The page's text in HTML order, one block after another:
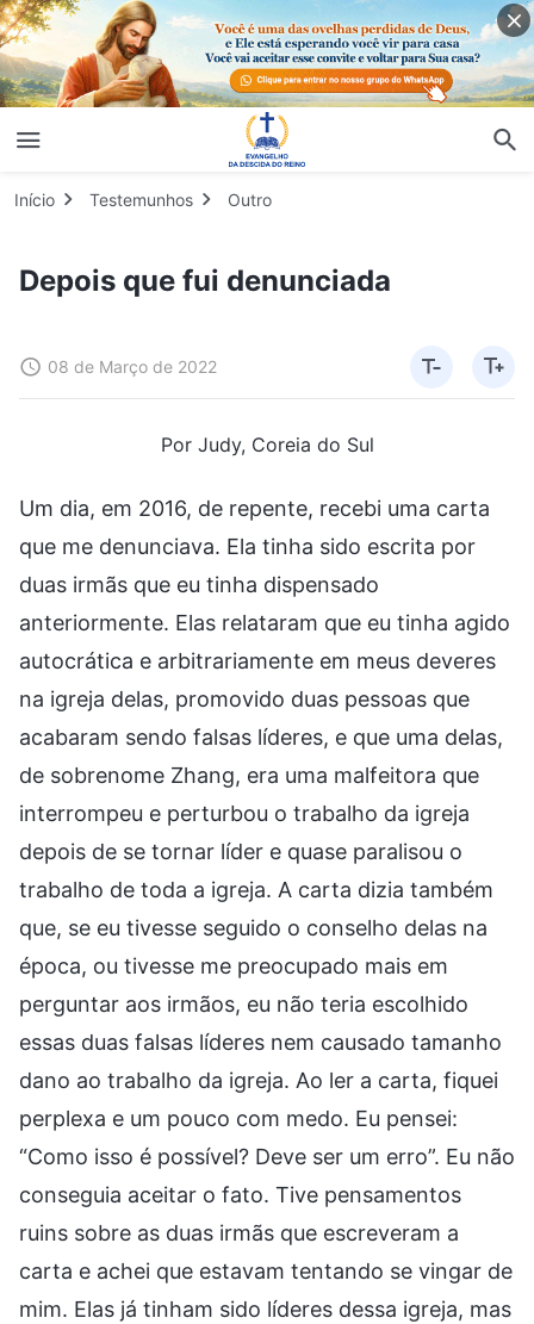
Início Testemunhos Outro
Depois que fui denunciada
08 de Março de 2022
Por Judy, Coreia do Sul
Um dia, em 2016, de repente, recebi uma carta
que me denunciava. Ela tinha sido escrita por
duas irmãs que eu tinha dispensado
anteriormente. Elas relataram que eu tinha agido
autocrática e arbitrariamente em meus deveres
na igreja delas, promovido duas pessoas que
acabaram sendo falsas líderes, e que uma delas,
de sobrenome Zhang, era uma malfeitora que
interrompeu e perturbou o trabalho da igreja
depois de se tornar líder e quase paralisou o
trabalho de toda a igreja. A carta dizia também
que, se eu tivesse seguido o conselho delas na
época, ou tivesse me preocupado mais em
perguntar aos irmãos, eu não teria escolhido
essas duas falsas líderes nem causado tamanho
dano ao trabalho da igreja. Ao ler a carta, fiquei
perplexa e um pouco com medo. Eu pensei:
“Como isso é possível? Deve ser um erro”. Eu não
conseguia aceitar o fato. Tive pensamentos
ruins sobre as duas irmãs que escreveram a
carta e achei que estavam tentando se vingar de
mim. Elas já tinham sido líderes dessa igreja, mas